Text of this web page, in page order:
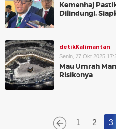
Kemenhaj
Dilindungi,
detikKalimantan
Senin, 27 Okt 2025
Mau Umrah
Risikonya
1 2 3